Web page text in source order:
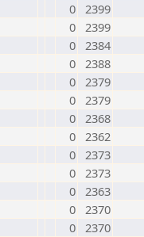
0 2399
0 2399
0 2384
0 2388
0 2379
0 2379
0 2368
0 2362
0 2373
0 2373
0 2363
0 2370
0 2370